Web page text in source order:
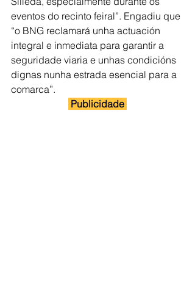
eventos do recinto feiral”. Engadiu que
“o BNG reclamará unha actuación
integral e inmediata para garantir a
seguridade viaria e unhas condicións
dignas nunha estrada esencial para a
comarca”.
Publicidade